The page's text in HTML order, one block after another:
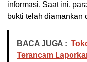
informasi. Saat ini,
bukti telah diamankan
BACA JUGA :
Terancam